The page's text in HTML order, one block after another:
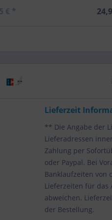
€ *
Lieferzeit
** Die Angabe der
Lieferadressen
Zahlung per
oder Paypal. Bei
Banklaufzeiten von
Lieferzeiten für das
abweichen.
der Bestellung.